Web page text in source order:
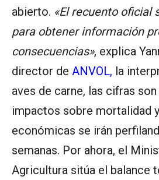
abierto. «El recuento oficial
para obtener información
consecuencias», explica
director de ANVOL, la
aves de carne, las cifras
impactos sobre mortalidad
económicas se irán
semanas. Por ahora, el
Agricultura sitúa el balance